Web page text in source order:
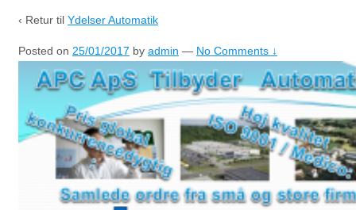
‹ Retur til Ydelser Automatik
Posted on 25/01/2017 by admin — No Comments ↓